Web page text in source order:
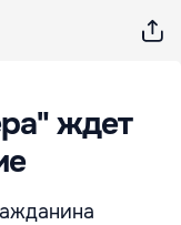
ждет